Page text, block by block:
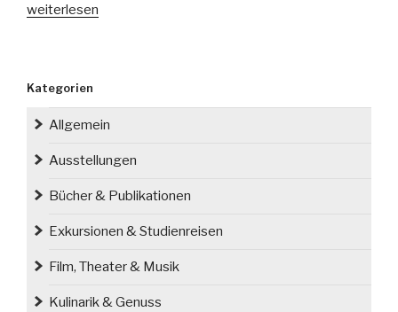
„Exkursion
Nordschlesiens“
weiterlesen
Kategorien
Allgemein
Ausstellungen
Bücher & Publikationen
Exkursionen & Studienreisen
Film, Theater & Musik
Kulinarik & Genuss